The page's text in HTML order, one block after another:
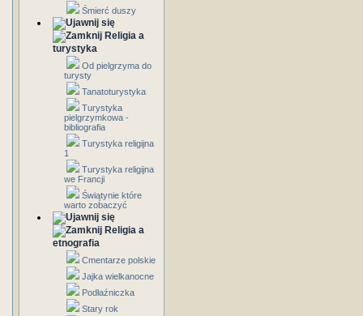
Śmierć duszy
Religia a
turystyka
Od pielgrzyma do
turysty
Tanatoturystyka
Turystyka
pielgrzymkowa -
bibliografia
Turystyka religijna
1
Turystyka religijna
we Francji
Świątynie które
warto zobaczyć
Religia a
etnografia
Cmentarze polskie
Jajka wielkanocne
Podłaźniczka
Stary rok